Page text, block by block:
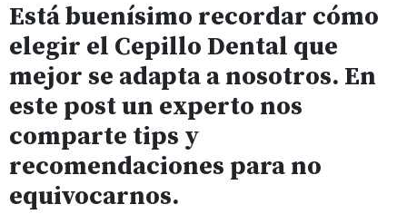
Está buenísimo recordar cómo
elegir el Cepillo Dental que
mejor se adapta a nosotros. En
este post un experto nos
comparte tips y
recomendaciones para no
equivocarnos.